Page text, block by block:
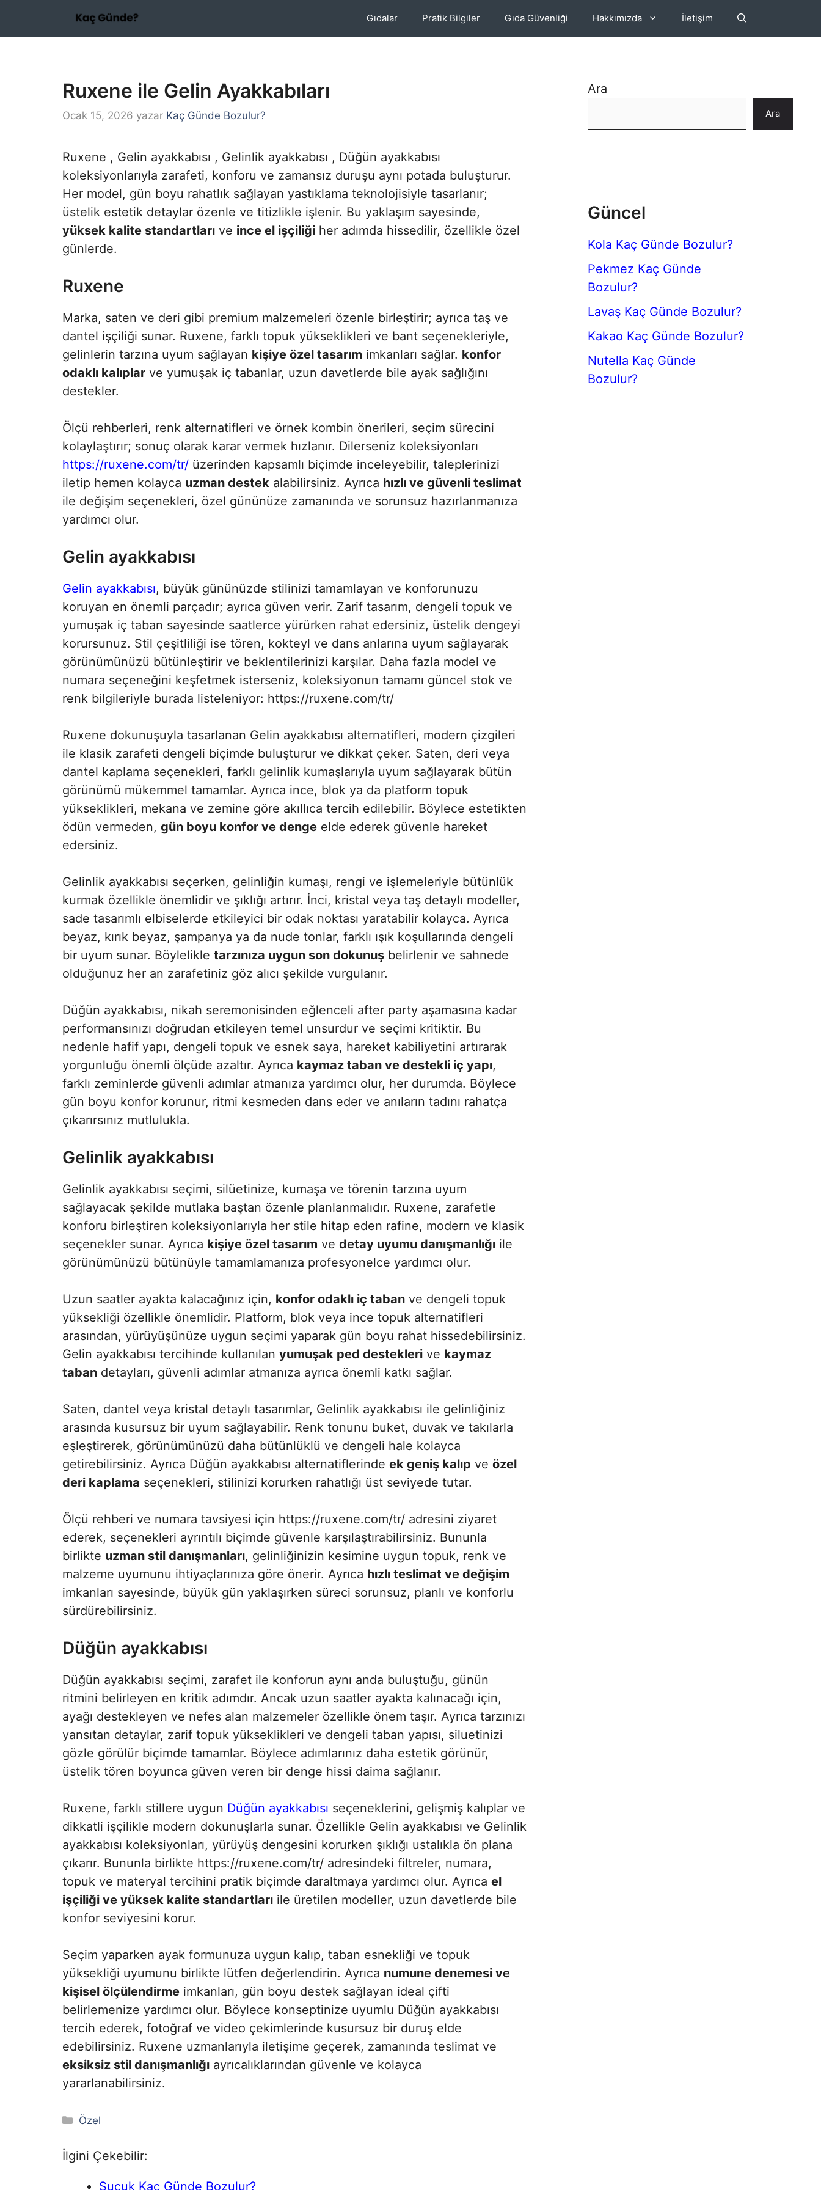
Gıdalar Pratik Bilgiler Gıda Güvenliği Hakkımızda İletişim
Ruxene ile Gelin Ayakkabıları
Ocak 15, 2026 yazar Kaç Günde Bozulur?
Ruxene , Gelin ayakkabısı , Gelinlik ayakkabısı , Düğün ayakkabısı
koleksiyonlarıyla zarafeti, konforu ve zamansız duruşu aynı potada buluşturur.
Her model, gün boyu rahatlık sağlayan yastıklama teknolojisiyle tasarlanır;
üstelik estetik detaylar özenle ve titizlikle işlenir. Bu yaklaşım sayesinde,
yüksek kalite standartları ve ince el işçiliği her adımda hissedilir, özellikle özel
günlerde.
Ruxene
Marka, saten ve deri gibi premium malzemeleri özenle birleştirir; ayrıca taş ve
dantel işçiliği sunar. Ruxene, farklı topuk yükseklikleri ve bant seçenekleriyle,
gelinlerin tarzına uyum sağlayan kişiye özel tasarım imkanları sağlar. konfor
odaklı kalıplar ve yumuşak iç tabanlar, uzun davetlerde bile ayak sağlığını
destekler.
Ölçü rehberleri, renk alternatifleri ve örnek kombin önerileri, seçim sürecini
kolaylaştırır; sonuç olarak karar vermek hızlanır. Dilerseniz koleksiyonları
https://ruxene.com/tr/ üzerinden kapsamlı biçimde inceleyebilir, taleplerinizi
iletip hemen kolayca uzman destek alabilirsiniz. Ayrıca hızlı ve güvenli teslimat
ile değişim seçenekleri, özel gününüze zamanında ve sorunsuz hazırlanmanıza
yardımcı olur.
Gelin ayakkabısı
Gelin ayakkabısı, büyük gününüzde stilinizi tamamlayan ve konforunuzu
koruyan en önemli parçadır; ayrıca güven verir. Zarif tasarım, dengeli topuk ve
yumuşak iç taban sayesinde saatlerce yürürken rahat edersiniz, üstelik dengeyi
korursunuz. Stil çeşitliliği ise tören, kokteyl ve dans anlarına uyum sağlayarak
görünümünüzü bütünleştirir ve beklentilerinizi karşılar. Daha fazla model ve
numara seçeneğini keşfetmek isterseniz, koleksiyonun tamamı güncel stok ve
renk bilgileriyle burada listeleniyor: https://ruxene.com/tr/
Ruxene dokunuşuyla tasarlanan Gelin ayakkabısı alternatifleri, modern çizgileri
ile klasik zarafeti dengeli biçimde buluşturur ve dikkat çeker. Saten, deri veya
dantel kaplama seçenekleri, farklı gelinlik kumaşlarıyla uyum sağlayarak bütün
görünümü mükemmel tamamlar. Ayrıca ince, blok ya da platform topuk
yükseklikleri, mekana ve zemine göre akıllıca tercih edilebilir. Böylece estetikten
ödün vermeden, gün boyu konfor ve denge elde ederek güvenle hareket
edersiniz.
Gelinlik ayakkabısı seçerken, gelinliğin kumaşı, rengi ve işlemeleriyle bütünlük
kurmak özellikle önemlidir ve şıklığı artırır. İnci, kristal veya taş detaylı modeller,
sade tasarımlı elbiselerde etkileyici bir odak noktası yaratabilir kolayca. Ayrıca
beyaz, kırık beyaz, şampanya ya da nude tonlar, farklı ışık koşullarında dengeli
bir uyum sunar. Böylelikle tarzınıza uygun son dokunuş belirlenir ve sahnede
olduğunuz her an zarafetiniz göz alıcı şekilde vurgulanır.
Düğün ayakkabısı, nikah seremonisinden eğlenceli after party aşamasına kadar
performansınızı doğrudan etkileyen temel unsurdur ve seçimi kritiktir. Bu
nedenle hafif yapı, dengeli topuk ve esnek saya, hareket kabiliyetini artırarak
yorgunluğu önemli ölçüde azaltır. Ayrıca kaymaz taban ve destekli iç yapı,
farklı zeminlerde güvenli adımlar atmanıza yardımcı olur, her durumda. Böylece
gün boyu konfor korunur, ritmi kesmeden dans eder ve anıların tadını rahatça
çıkarırsınız mutlulukla.
Gelinlik ayakkabısı
Gelinlik ayakkabısı seçimi, silüetinize, kumaşa ve törenin tarzına uyum
sağlayacak şekilde mutlaka baştan özenle planlanmalıdır. Ruxene, zarafetle
konforu birleştiren koleksiyonlarıyla her stile hitap eden rafine, modern ve klasik
seçenekler sunar. Ayrıca kişiye özel tasarım ve detay uyumu danışmanlığı ile
görünümünüzü bütünüyle tamamlamanıza profesyonelce yardımcı olur.
Uzun saatler ayakta kalacağınız için, konfor odaklı iç taban ve dengeli topuk
yüksekliği özellikle önemlidir. Platform, blok veya ince topuk alternatifleri
arasından, yürüyüşünüze uygun seçimi yaparak gün boyu rahat hissedebilirsiniz.
Gelin ayakkabısı tercihinde kullanılan yumuşak ped destekleri ve kaymaz
taban detayları, güvenli adımlar atmanıza ayrıca önemli katkı sağlar.
Saten, dantel veya kristal detaylı tasarımlar, Gelinlik ayakkabısı ile gelinliğiniz
arasında kusursuz bir uyum sağlayabilir. Renk tonunu buket, duvak ve takılarla
eşleştirerek, görünümünüzü daha bütünlüklü ve dengeli hale kolayca
getirebilirsiniz. Ayrıca Düğün ayakkabısı alternatiflerinde ek geniş kalıp ve özel
deri kaplama seçenekleri, stilinizi korurken rahatlığı üst seviyede tutar.
Ölçü rehberi ve numara tavsiyesi için https://ruxene.com/tr/ adresini ziyaret
ederek, seçenekleri ayrıntılı biçimde güvenle karşılaştırabilirsiniz. Bununla
birlikte uzman stil danışmanları, gelinliğinizin kesimine uygun topuk, renk ve
malzeme uyumunu ihtiyaçlarınıza göre önerir. Ayrıca hızlı teslimat ve değişim
imkanları sayesinde, büyük gün yaklaşırken süreci sorunsuz, planlı ve konforlu
sürdürebilirsiniz.
Düğün ayakkabısı
Düğün ayakkabısı seçimi, zarafet ile konforun aynı anda buluştuğu, günün
ritmini belirleyen en kritik adımdır. Ancak uzun saatler ayakta kalınacağı için,
ayağı destekleyen ve nefes alan malzemeler özellikle önem taşır. Ayrıca tarzınızı
yansıtan detaylar, zarif topuk yükseklikleri ve dengeli taban yapısı, siluetinizi
gözle görülür biçimde tamamlar. Böylece adımlarınız daha estetik görünür,
üstelik tören boyunca güven veren bir denge hissi daima sağlanır.
Ruxene, farklı stillere uygun Düğün ayakkabısı seçeneklerini, gelişmiş kalıplar ve
dikkatli işçilikle modern dokunuşlarla sunar. Özellikle Gelin ayakkabısı ve Gelinlik
ayakkabısı koleksiyonları, yürüyüş dengesini korurken şıklığı ustalıkla ön plana
çıkarır. Bununla birlikte https://ruxene.com/tr/ adresindeki filtreler, numara,
topuk ve materyal tercihini pratik biçimde daraltmaya yardımcı olur. Ayrıca el
işçiliği ve yüksek kalite standartları ile üretilen modeller, uzun davetlerde bile
konfor seviyesini korur.
Seçim yaparken ayak formunuza uygun kalıp, taban esnekliği ve topuk
yüksekliği uyumunu birlikte lütfen değerlendirin. Ayrıca numune denemesi ve
kişisel ölçülendirme imkanları, gün boyu destek sağlayan ideal çifti
belirlemenize yardımcı olur. Böylece konseptinize uyumlu Düğün ayakkabısı
tercih ederek, fotoğraf ve video çekimlerinde kusursuz bir duruş elde
edebilirsiniz. Ruxene uzmanlarıyla iletişime geçerek, zamanında teslimat ve
eksiksiz stil danışmanlığı ayrıcalıklarından güvenle ve kolayca
yararlanabilirsiniz.
Kategoriler
Özel
İlgini Çekebilir:
Sucuk Kaç Günde Bozulur?
Ara
Ara
Güncel
Kola Kaç Günde Bozulur?
Pekmez Kaç Günde
Bozulur?
Lavaş Kaç Günde Bozulur?
Kakao Kaç Günde Bozulur?
Nutella Kaç Günde
Bozulur?